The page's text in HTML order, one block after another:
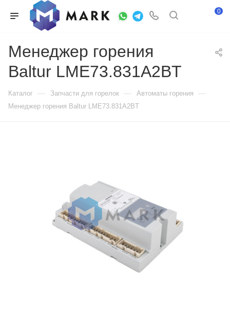
0
Менеджер горения
Baltur LME73.831A2BT
Каталог — Запчасти для горелок — Автоматы горения —
Менеджер горения Baltur LME73.831A2BT